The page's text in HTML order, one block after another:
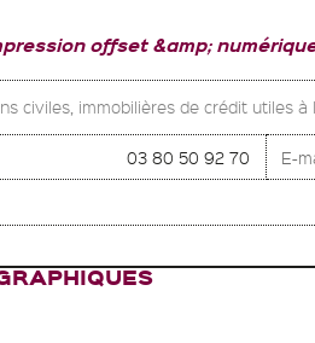
offset &amp;
civiles, immobilières de crédit utiles à
03 80 50 92 70 E-